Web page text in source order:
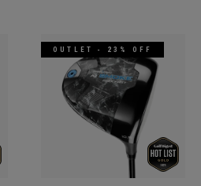
OUTLET - 23% OFF